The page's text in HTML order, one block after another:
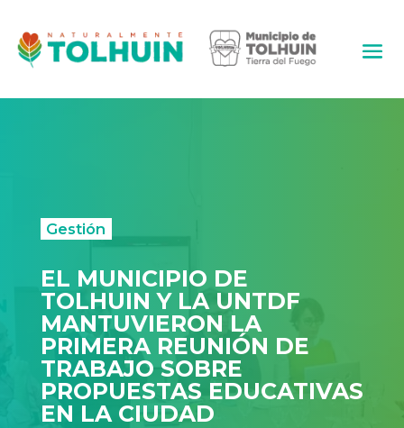
Gestión
EL MUNICIPIO DE
TOLHUIN Y LA UNTDF
MANTUVIERON LA
PRIMERA REUNIÓN DE
TRABAJO SOBRE
PROPUESTAS EDUCATIVAS
EN LA CIUDAD